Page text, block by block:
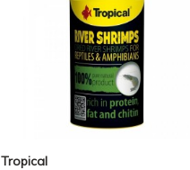
Tropical